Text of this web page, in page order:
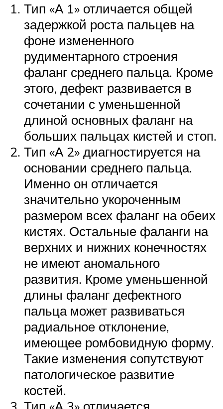
Тип «А 1» отличается общей
задержкой роста пальцев на
фоне измененного
рудиментарного строения
фаланг среднего пальца. Кроме
этого, дефект развивается в
сочетании с уменьшенной
длиной основных фаланг на
больших пальцах кистей и стоп.
Тип «А 2» диагностируется на
основании среднего пальца.
Именно он отличается
значительно укороченным
размером всех фаланг на обеих
кистях. Остальные фаланги на
верхних и нижних конечностях
не имеют аномального
развития. Кроме уменьшенной
длины фаланг дефектного
пальца может развиваться
радиальное отклонение,
имеющее ромбовидную форму.
Такие изменения сопутствуют
патологическое развитие
костей.